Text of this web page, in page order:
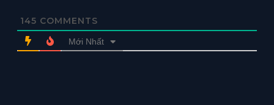
145 COMMENTS
Mới Nhất